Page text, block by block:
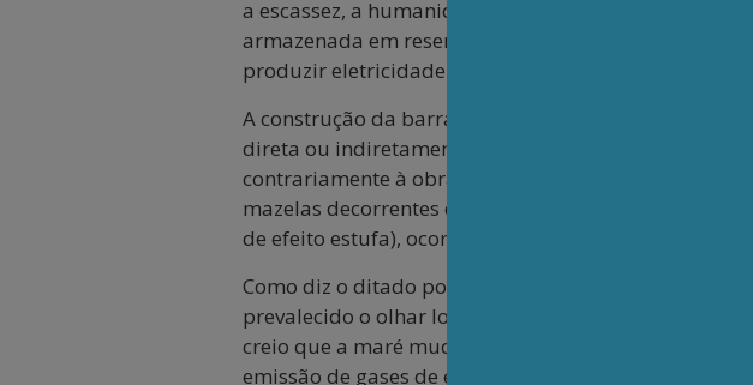
a escassez, a humanidade aprendeu a estocar água
armazenada em reservatórios de grande porte
produzir eletricidade. Mas nem tudo são flores.
A construção da barragem e o posterior enchimento
direta ou indiretamente (pessoas forçadas a se
contrariamente à obra. Enfatizam as mazelas
mazelas decorrentes da não construção, que,
de efeito estufa), ocorrem em escalas geográficas
Como diz o ditado popular, o que os olhos não
prevalecido o olhar local. Ou seja, pouquíssimos
creio que a maré mudará quando as pessoas
emissão de gases de efeito estufa é realizar obras